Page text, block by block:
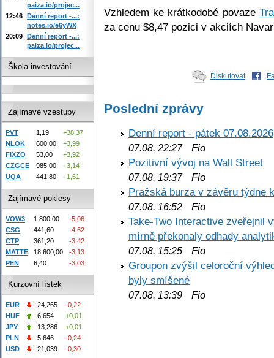
Vzhledem ke krátkodobé povaze
za cenu $8,47 pozici v akciích
Diskutovat
Poslední zprávy
Denní report - pátek 07.08.2026
07.08. 22:27Fio
Pozitivní vývoj na Wall Street
07.08. 19:37Fio
Pražská burza v závěru týdne
07.08. 16:52 Fio
Take-Two Interactive zveřejnil
mírně překonaly odhady
07.08. 15:25 Fio
Groupon zvýšil celoroční
byly smíšené
07.08. 13:39 Fio
paiza.io/projec...
12:46 Denní report -...:
notes.io/e6yWX
20:09 Denní report -...:
paiza.io/projec...
Škola investování
Zajímavé vzestupy
PVT 1,19
+38,37
NLOK
600,00
+3,99
FIXZO
53,00
+3,92
CZGCE
985,00
+3,14
UQA
441,80 +1,61
Zajímavé poklesy
VOW3 1 800,00
-5,06
CSG
441,60
-4,62
CTP
361,20
-3,42
MATTE
18 600,00
-3,13
PEN
6,40 -3,03
Kurzovní lístek
EUR 24,265
-0,22
HUF
6,654
+0,01
JPY
13,286
+0,01
PLN
5,646
-0,24
USD
21,039 -0,30